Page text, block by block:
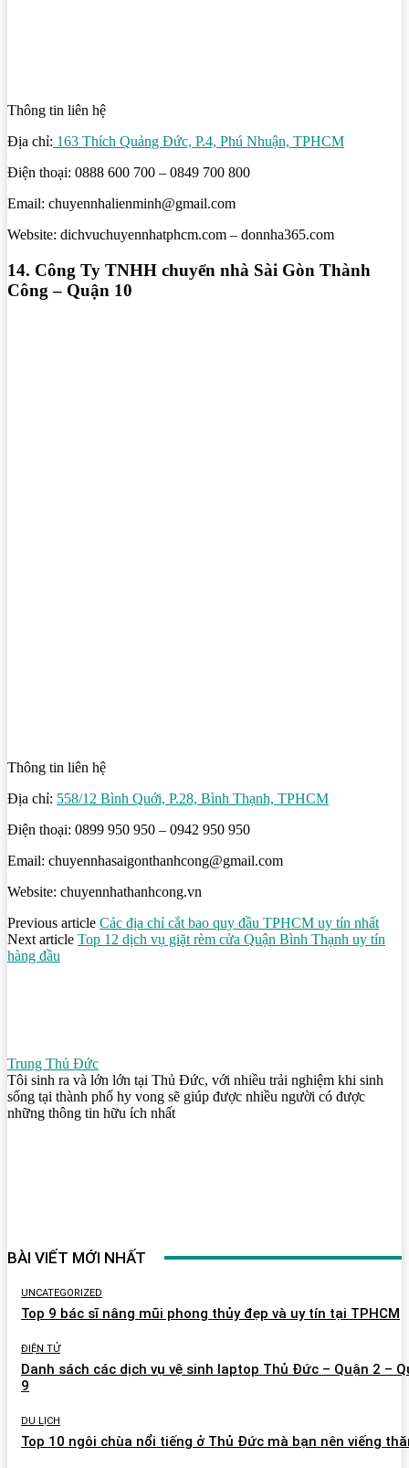
Thông tin liên hệ
Địa chỉ: 163 Thích Quảng Đức, P.4, Phú Nhuận, TPHCM
Điện thoại: 0888 600 700 – 0849 700 800
Email: chuyennhalienminh@gmail.com
Website: dichvuchuyennhatphcm.com – donnha365.com
14. Công Ty TNHH chuyển nhà Sài Gòn Thành
Công – Quận 10
Thông tin liên hệ
Địa chỉ: 558/12 Bình Quới, P.28, Bình Thạnh, TPHCM
Điện thoại: 0899 950 950 – 0942 950 950
Email: chuyennhasaigonthanhcong@gmail.com
Website: chuyennhathanhcong.vn
Previous article Các địa chỉ cắt bao quy đầu TPHCM uy tín nhất
Next article Top 12 dịch vụ giặt rèm cửa Quận Bình Thạnh uy tín
hàng đầu
Trung Thủ Đức
Tôi sinh ra và lớn lớn tại Thủ Đức, với nhiều trải nghiệm khi sinh
sống tại thành phố hy vong sẽ giúp được nhiều người có được
những thông tin hữu ích nhất
BÀI VIẾT MỚI NHẤT
UNCATEGORIZED
Top 9 bác sĩ nâng mũi phong thủy đẹp và uy tín tại TPHCM
ĐIỆN TỬ
Danh sách các dịch vụ vệ sinh laptop Thủ Đức – Quận 2 –
9
DU LỊCH
Top 10 ngôi chùa nổi tiếng ở Thủ Đức mà bạn nên viếng